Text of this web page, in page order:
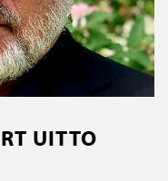
UITTO